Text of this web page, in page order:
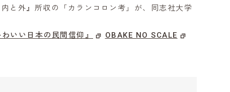
と外』所収の「カランコロン考」が、同志社大学
いい日本の民間信仰』
OBAKE NO SCALE